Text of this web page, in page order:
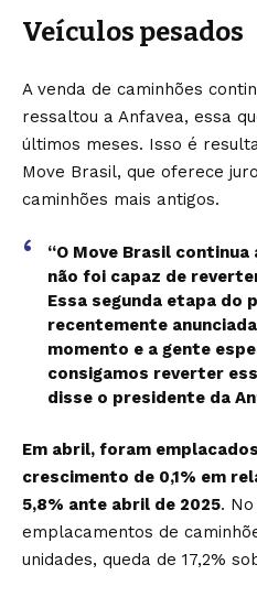
Veículos pesados
A venda de caminhões
ressaltou a Anfavea, essa
últimos meses. Isso é
Move Brasil, que oferece
caminhões mais antigos.
“O Move Brasil continua
não foi capaz de
Essa segunda etapa do
recentemente
momento e a gente
consigamos reverter
disse o presidente da
Em abril, foram
crescimento de 0,1% em
5,8% ante abril de 2025.
emplacamentos de
unidades, queda de 17,2%